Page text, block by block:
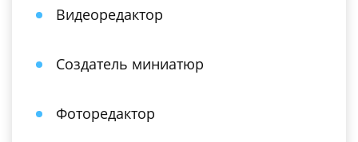
Видеоредактор
Создатель миниатюр
Фоторедактор